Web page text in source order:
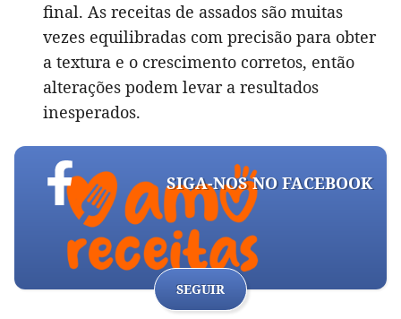
final. As receitas de assados são muitas
vezes equilibradas com precisão para obter
a textura e o crescimento corretos, então
alterações podem levar a resultados
inesperados.
SIGA-NOS NO FACEBOOK
SEGUIR